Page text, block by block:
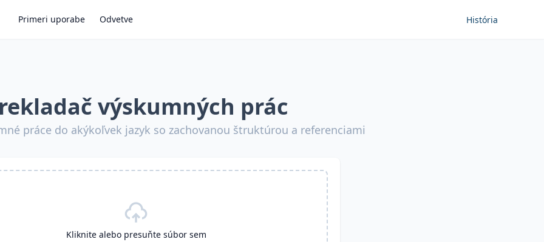
Primeri uporabe Odvetve História
výskumných prác
práce do akýkoľvek jazyk so zachovanou štruktúrou a referenciami
Kliknite alebo presuňte súbor sem